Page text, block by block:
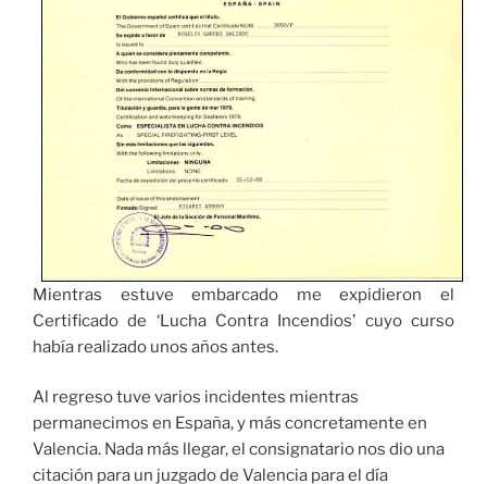
Mientras estuve embarcado me expidieron el
Certificado de ‘Lucha Contra Incendios’ cuyo curso
había realizado unos años antes.
Al regreso tuve varios incidentes mientras
permanecimos en España, y más concretamente en
Valencia. Nada más llegar, el consignatario nos dio una
citación para un juzgado de Valencia para el día